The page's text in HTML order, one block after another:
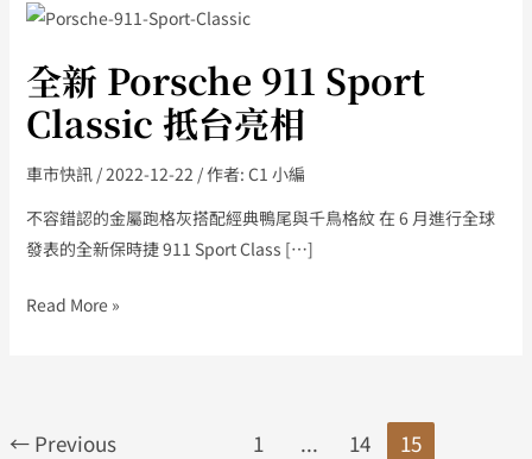
全新 Porsche 911 Sport
Classic 抵台亮相
車市快訊/2022-12-22 / 作者: C1 小編
不容錯認的金屬跑格灰搭配經典鴨尾與千鳥格紋 在 6 月進行全球
發表的全新保時捷 911 Sport Class […]
全
Porsche
911
Sport
Classic
台
亮
Read More »
←Previous 1 ... 14 15